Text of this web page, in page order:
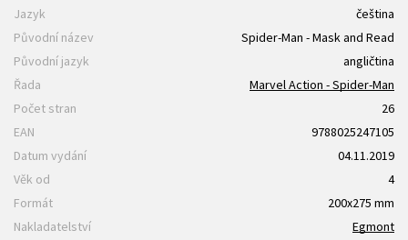
Jazyk
čeština
Původní název
Spider-Man - Mask and Read
Původní jazyk
angličtina
Řada
Marvel Action - Spider-Man
Počet stran
26
EAN
9788025247105
Datum vydání
04.11.2019
Věk od
4
Formát
200x275 mm
Nakladatelství
Egmont